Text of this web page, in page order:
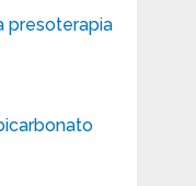
presoterapia